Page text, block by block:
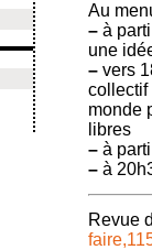
Au
– à
une
– vers
collectif
monde
libres
– à
– à
Revue